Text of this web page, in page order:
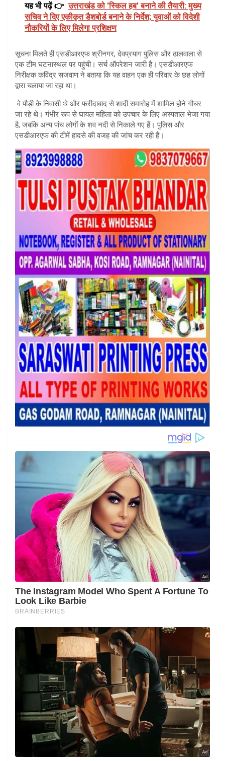
यह भी पढ़ें 👉 उत्तराखंड को 'स्किल हब' बनाने की तैयारी: मुख्य
सचिव ने दिए एकीकृत डैशबोर्ड बनाने के निर्देश; युवाओं को विदेशी
नौकरियों के लिए मिलेगा प्रशिक्षण
सूचना मिलते ही एसडीआरएफ श्रीनगर, देवप्रयाग पुलिस और ढालवाला से
एक टीम घटनास्थल पर पहुंची। सर्च ऑपरेशन जारी है। एसडीआरएफ
निरीक्षक कविंद्र सजवाण ने बताया कि यह वाहन एक ही परिवार के छह लोगों
द्वारा चलाया जा रहा था।
वे पौड़ी के निवासी थे और फरीदाबाद से शादी समारोह में शामिल होने गौचर
जा रहे थे। गंभीर रूप से घायल महिला को उपचार के लिए अस्पताल भेजा गया
है, जबकि अन्य पांच लोगों के शव नदी से निकाले गए हैं। पुलिस और
एसडीआरएफ की टीमें हादसे की वजह की जांच कर रही हैं।